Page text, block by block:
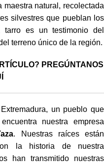
maestra natural, recolectada
silvestres que pueblan los
tarro es un testimonio del
terreno único de la región.
PREGÚNTANOS
un pueblo que
nuestra empresa
. Nuestras raíces están
la historia de nuestra
han transmitido nuestras